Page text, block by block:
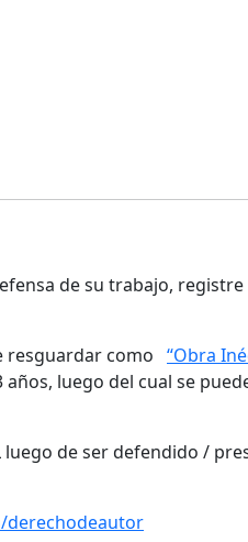
de su trabajo,
resguardar como “Obra
luego del cual se
de ser defendido /
derechodeautor